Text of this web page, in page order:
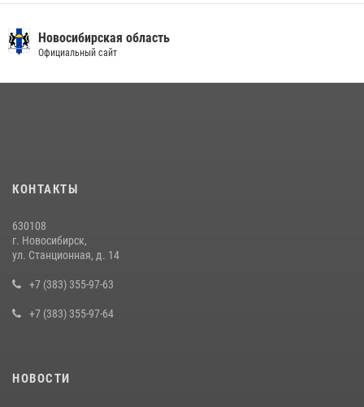
Росгвардии задержаны лица, находящихся в розыске
13 июля 2026, 05:32
задержан житель Новосибирска
В Новосибирске сотрудниками вневедомственной охраны
13 июля 2026, 05:38
Новосибирская область
Официальный сайт
КОНТАКТЫ
630108
г. Новосибирск,
ул. Станционная, д. 14
+7 (383) 355-97-63
+7 (383) 355-97-64
НОВОСТИ